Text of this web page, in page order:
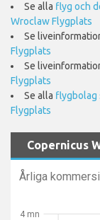
Se alla flyg och
Wroclaw Flygplats
Se
Flygplats
Se
Flygplats
Se alla flygbolag
Flygplats
Copernicus
Årliga
4 mn